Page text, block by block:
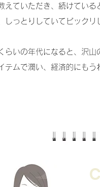
えていただき、続けてい
しっとりしていてビックリ
らいの年代になると、沢山
テムで潤い、経済的にも